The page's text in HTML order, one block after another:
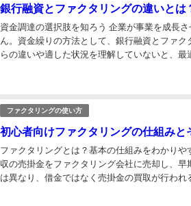
銀行融資とファクタリングの違いとは
資金調達の選択肢を知ろう 企業が事業を成長
ん。資金繰りの方法として、銀行融資とファ
らの違いや適した状況を理解していないと、
ファクタリングの使い方
初心者向けファクタリングの仕組みと
ファクタリングとは？基本の仕組みをわかり
収の売掛金をファクタリング会社に売却し、
は異なり、借金ではなく売掛金の買取が行われ